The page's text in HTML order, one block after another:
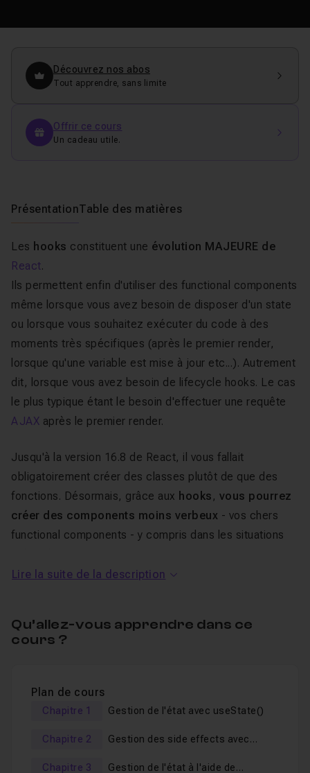
Découvrez nos abos
Tout apprendre, sans limite
Offrir ce cours
Un cadeau utile.
PrésentationTable des matières
Les hooks constituent une évolution MAJEURE de
React.
Ils permettent enfin d'utiliser des functional components
même lorsque vous avez besoin de disposer d'un state
ou lorsque vous souhaitez exécuter du code à des
moments très spécifiques (après le premier render,
lorsque qu'une variable est mise à jour etc...). Autrement
dit, lorsque vous avez besoin de lifecycle hooks. Le cas
le plus typique étant le besoin d'effectuer une requête
AJAX après le premier render.
Jusqu'à la version 16.8 de React, il vous fallait
obligatoirement créer des classes plutôt de que des
fonctions. Désormais, grâce aux hooks , vous pourrez
créer des components moins verbeux - vos chers
functional components - y compris dans les situations
composablesafin que des fonctionnalités requises par
plusieurs components puissent être aisément
Sans doute avez-vous entendu dire que la combinaison
cas dans certaines situations. Ainsi, Redux a encore de
beaux jours devant lui sur des gros projets mais pourra
Lire la suite de la description
Qu’allez-vous apprendre dans ce
cours ?
Plan de cours
Chapitre 1 Gestion de l'état avec useState()
Chapitre 2
Gestion des side effects avec
Chapitre 3
Gestion de l'état à l'aide de